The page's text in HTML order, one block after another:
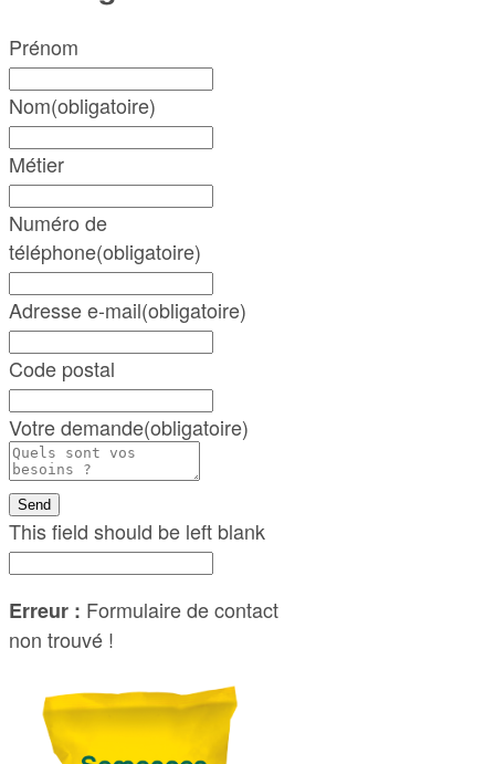
Prénom
Nom(obligatoire)
Métier
Numéro de
téléphone(obligatoire)
Adresse e-mail(obligatoire)
Code postal
Votre demande(obligatoire)
Send
This field should be left blank
Erreur : Formulaire de contact
non trouvé !